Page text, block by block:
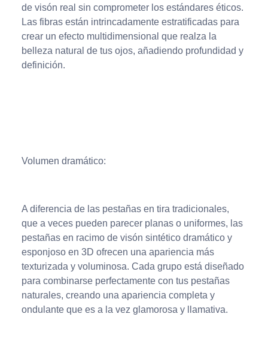
de visón real sin comprometer los estándares éticos.
Las fibras están intrincadamente estratificadas para
crear un efecto multidimensional que realza la
belleza natural de tus ojos, añadiendo profundidad y
definición.
Volumen dramático:
A diferencia de las pestañas en tira tradicionales,
que a veces pueden parecer planas o uniformes, las
pestañas en racimo de visón sintético dramático y
esponjoso en 3D ofrecen una apariencia más
texturizada y voluminosa. Cada grupo está diseñado
para combinarse perfectamente con tus pestañas
naturales, creando una apariencia completa y
ondulante que es a la vez glamorosa y llamativa.